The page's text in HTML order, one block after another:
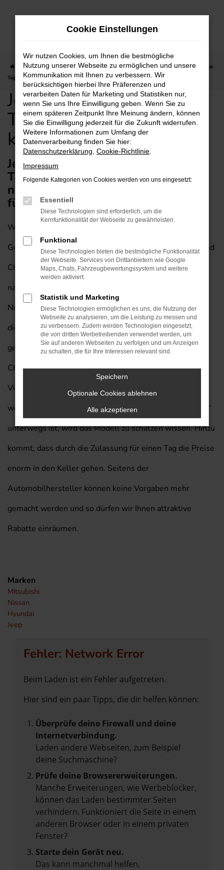
Zum
Startseite Darmstadt Jeep Jeep Grand Cherokee
Jeep Grand Cherokee
Tageszulassung günstig kaufen mit Lieferservice
Jeep Grand Cherokee
Tageszulassung günstig
kaufen mit Lieferservice
Jeep Grand Cherokee
Tageszulassung mit Lieferservice
nach Darmstadt – unsere Anregung
für Darmstadt
Wer beim Autokauf in Darmstadt die Augen aufhält und
Geld sparen möchte, entscheidet sich für eine Jeep Grand
Cherokee Tageszulassung mit exklusivem Lieferservice
nach Darmstadt. Wir verkaufen Ihnen diese Form von
Neuwagen besonders gern, weil wir wissen, dass auf
diese Weise ein perfektes Preis-Leistungs-Verhältnis
geboten wird. Für Darmstadt ist eine Jeep Grand
Cherokee Tageszulassung allein schon aufgrund der
Vielseitigkeit dieses Fahrzeugs perfekt geeignet. Auch,
wer nicht nur im Stadtverkehr, sondern auch „über Land“
unterwegs ist, wird das Modell zu schätzen wissen. Hinzu
kommt, dass durch die Zulassung für einen Tag die Preise
enorm in den Keller gehen. Seitens der
Automobilhersteller können keine Vorgaben mehr
gemacht werden und so dürfen wir Ihnen attraktive
Rabatte einräumen.
Marken
Mitsubishi
Nissan
Hyundai
Jeep
Fehler: Network Error
Beim Laden ist ein Fehler aufgetreten.
Hier sind ein paar Tipps, die dir helfen können:
Überprüfe deine Firewall und deine
Internetverbindung.
Laden andere Webseiten, zum Beispiel
deine Suchmaschine?
Prüfe deine Browsererweiterungen.
Manche Erweiterungen, wie Werbeblocker,
können das Laden bestimmter Seiten
verhindern. Funktioniert die Seite in einem
anderen Browser oder in einem privaten
Fenster?
Starte dein Gerät neu.
Das kann manchmal helfen,
Cookie Einstellungen
Wir nutzen Cookies, um Ihnen die bestmögliche
Nutzung unserer Webseite zu ermöglichen und unsere
Kommunikation mit Ihnen zu verbessern. Wir
berücksichtigen hierbei Ihre Präferenzen und
verarbeiten Daten für Marketing und Statistiken nur,
wenn Sie uns Ihre Einwilligung geben. Wenn Sie zu
einem späteren Zeitpunkt Ihre Meinung ändern, können
Sie die Einwilligung jederzeit für die Zukunft widerrufen.
Weitere Informationen zum Umfang der
Datenverarbeitung finden Sie hier:
Datenschutzerklärung Cookie-Richtlinie
Impressum
Folgende Kategorien von Cookies werden von uns eingesetzt:
Essentiell
Diese Technologien sind erforderlich, um die
Kernfunktionalität der Webseite zu gewährleisten.
Funktional
Diese Technologien bieten die bestmögliche Funktionalität
der Webseite. Services von Drittanbietern wie Google
Maps, Chats, Fahrzeugbewertungssystem und weitere
werden aktiviert.
Statistik und Marketing
Diese Technologien ermöglichen es uns, die Nutzung der
Webseite zu analysieren, um die Leistung zu messen und
zu verbessern. Zudem werden Technologien eingesetzt,
die von dritten Werbetreibenden verwendet werden, um
Sie auf anderen Webseiten zu verfolgen und um Anzeigen
zu schalten, die für Ihre Interessen relevant sind.
Speichern
Optionale Cookies ablehnen
Alle akzeptieren